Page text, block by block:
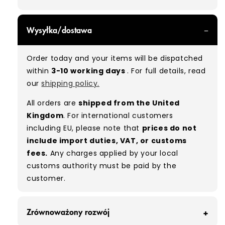
can expect items that are in great condition
with minimal signs of wear. While they are
used, they remain free of significant defects
and are in excellent shape overall.
Please note:As these are vintage/used
garments, a small percentage (5–10%) may
have minor flaws such as small tears, holes, or
stains. While we carefully inspect all items, a
degree of human error is possible. Condition
can vary slightly between pieces, and some
Wysyłka/dostawa
Order today and your items will be dispatched
within 3-10 working days. For full details, read
ourshipping policy.
All orders are shipped from the United
Kingdom. For international customers
including EU, please note that prices do not
include import duties, VAT, or customs
fees. Any charges applied by your local
customs authority must be paid by the
customer.
Zrównoważony rozwój